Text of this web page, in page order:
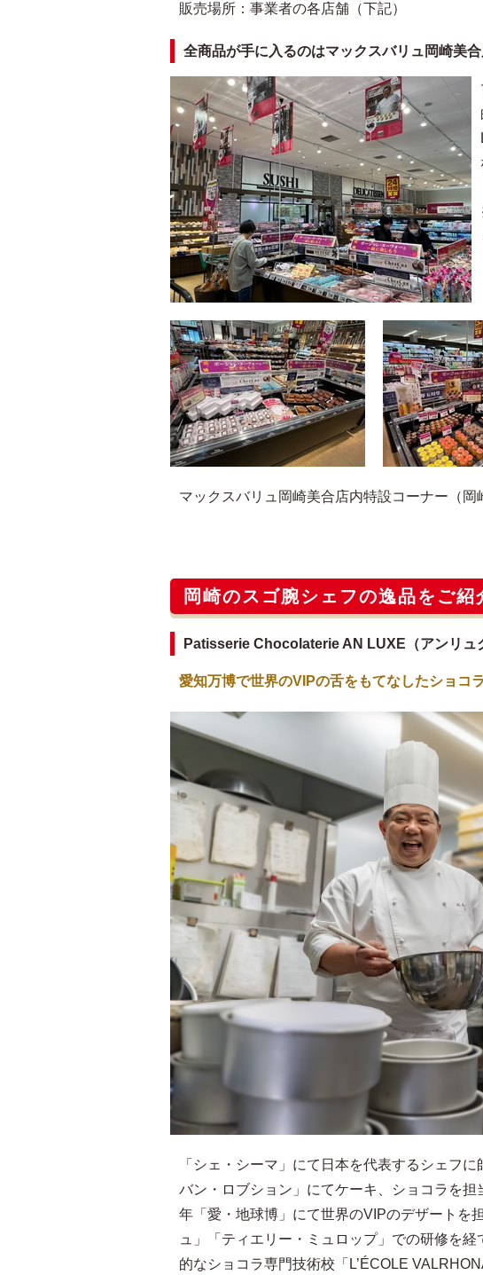
販売場所：事業者の各店舗（下記）
全商品が手に入るのはマックスバリュ岡崎美合
マックスバリュ岡崎美合店内特設コーナー（岡
岡崎のスゴ腕シェフの逸品をご紹
Patisserie Chocolaterie AN LUXE（アンリュ
愛知万博で世界のVIPの舌をもてなしたショコ
「シェ・シーマ」にて日本を代表するシェフ
バン・ロブション」にてケーキ、ショコラを
年「愛・地球博」にて世界のVIPのデザートを
ュ」「ティエリー・ミュロップ」での研修を
的なショコラ専門技術校「L’ÉCOLE